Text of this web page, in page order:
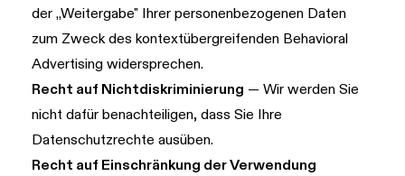
der „Weitergabe" Ihrer personenbezogenen Daten
zum Zweck des kontextübergreifenden Behavioral
Advertising widersprechen.
Recht auf Nichtdiskriminierung — Wir werden Sie
nicht dafür benachteiligen, dass Sie Ihre
Datenschutzrechte ausüben.
Recht auf Einschränkung der Verwendung